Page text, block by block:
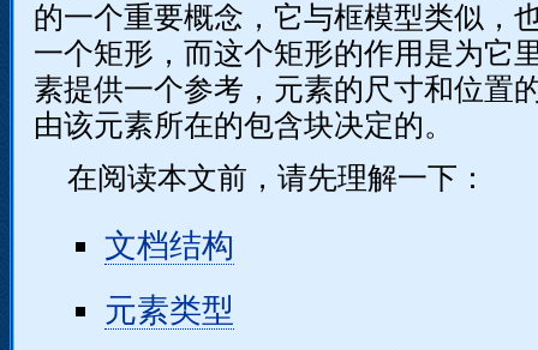
的一个重要概念，它与框模型类似，
一个矩形，而这个矩形的作用是为它
素提供一个参考，元素的尺寸和位置
由该元素所在的包含块决定的。
在阅读本文前，请先理解一下：
文档结构
元素类型